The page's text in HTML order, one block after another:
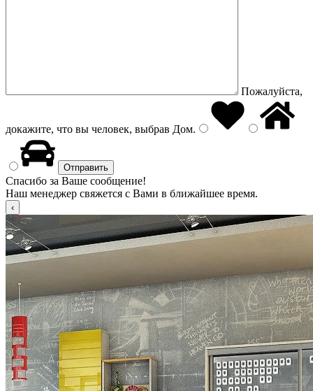
Пожалуйста,
докажите, что вы человек, выбрав Дом.
Спасибо за Ваше сообщение!
Наш менеджер свяжется с Вами в ближайшее время.